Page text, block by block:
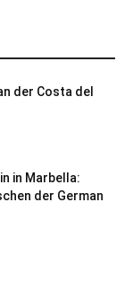
der Costa del
in Marbella:
der German